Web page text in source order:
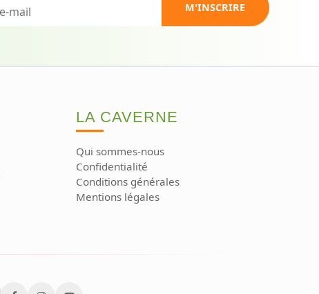
M'INSCRIRE
LA CAVERNE
Qui sommes-nous
Confidentialité
Conditions générales
Mentions légales